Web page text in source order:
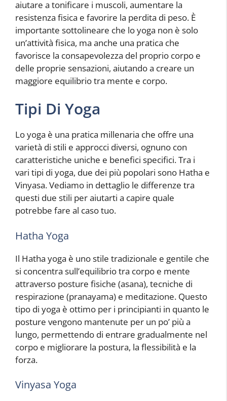
aiutare a tonificare i muscoli, aumentare la
resistenza fisica e favorire la perdita di peso. È
importante sottolineare che lo yoga non è solo
un’attività fisica, ma anche una pratica che
favorisce la consapevolezza del proprio corpo e
delle proprie sensazioni, aiutando a creare un
maggiore equilibrio tra mente e corpo.
Tipi Di Yoga
Lo yoga è una pratica millenaria che offre una
varietà di stili e approcci diversi, ognuno con
caratteristiche uniche e benefici specifici. Tra i
vari tipi di yoga, due dei più popolari sono Hatha e
Vinyasa. Vediamo in dettaglio le differenze tra
questi due stili per aiutarti a capire quale
potrebbe fare al caso tuo.
Hatha Yoga
Il Hatha yoga è uno stile tradizionale e gentile che
si concentra sull’equilibrio tra corpo e mente
attraverso posture fisiche (asana), tecniche di
respirazione (pranayama) e meditazione. Questo
tipo di yoga è ottimo per i principianti in quanto le
posture vengono mantenute per un po’ più a
lungo, permettendo di entrare gradualmente nel
corpo e migliorare la postura, la flessibilità e la
forza.
Vinyasa Yoga